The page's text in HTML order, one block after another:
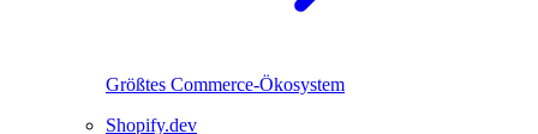
Größtes Commerce-Ökosystem
Shopify.dev